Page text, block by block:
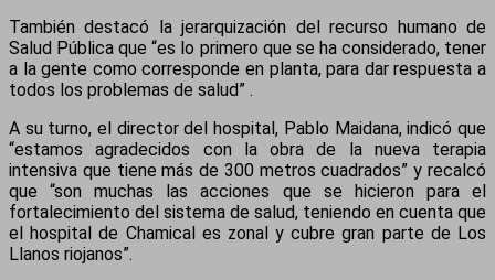
También destacó la jerarquización del recurso humano de
Salud Pública que “es lo primero que se ha considerado, tener
a la gente como corresponde en planta, para dar respuesta a
todos los problemas de salud” .
A su turno, el director del hospital, Pablo Maidana, indicó que
“estamos agradecidos con la obra de la nueva terapia
intensiva que tiene más de 300 metros cuadrados” y recalcó
que “son muchas las acciones que se hicieron para el
fortalecimiento del sistema de salud, teniendo en cuenta que
el hospital de Chamical es zonal y cubre gran parte de Los
Llanos riojanos”.